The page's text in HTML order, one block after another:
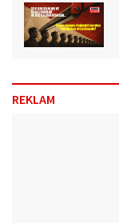
REKLAM